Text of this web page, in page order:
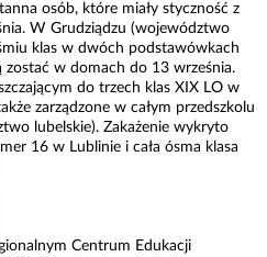
osób, które miały styczność z
W Grudziądzu (województwo
klas w dwóch podstawówkach
zostać w domach do 13 września.
do trzech klas XIX LO w
zarządzone w całym przedszkolu
lubelskie). Zakażenie wykryto
16 w Lublinie i cała ósma klasa
Centrum Edukacji